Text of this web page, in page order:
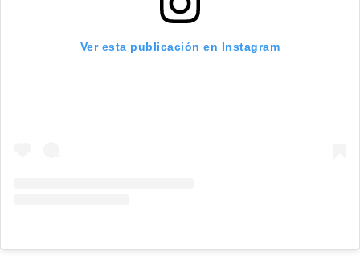
Ver esta publicación en Instagram